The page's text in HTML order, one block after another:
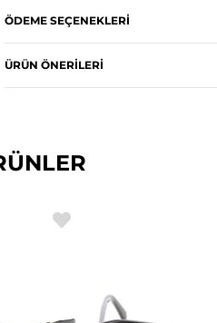
ÖDEME SEÇENEKLERI
ÜRÜN ÖNERILERI